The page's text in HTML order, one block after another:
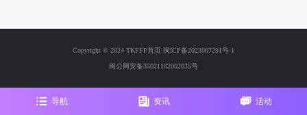
Copyright © 2024 TKFFF首页 闽ICP备2023007291号-1
闽公网安备35021102002035号
导航 资讯 活动